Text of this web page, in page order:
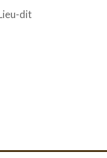
dit